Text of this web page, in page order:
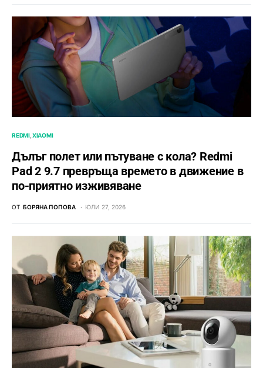
REDMI XIAOMI
Дълъг полет или пътуване с кола? Redmi
Pad 2 9.7 превръща времето в движение в
по-приятно изживяване
ОТ БОРЯНА ПОПОВА ЮЛИ 27, 2026